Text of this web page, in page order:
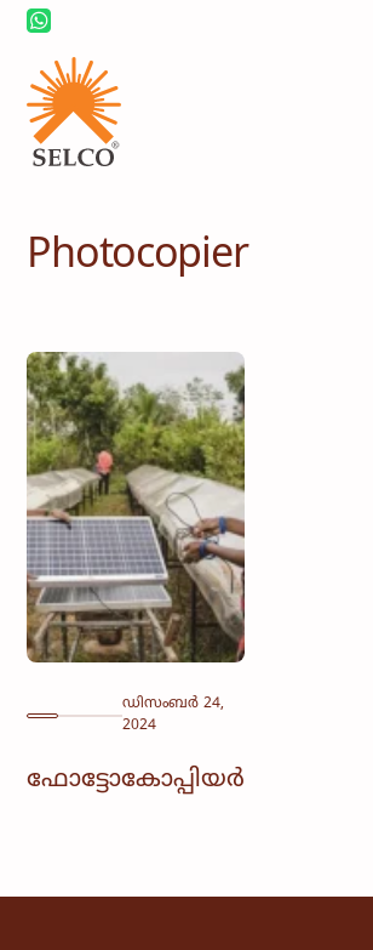
സമാലോചന
Photocopier
ഡിസംബർ 24,
2024
ഫോട്ടോകോപ്പിയർ